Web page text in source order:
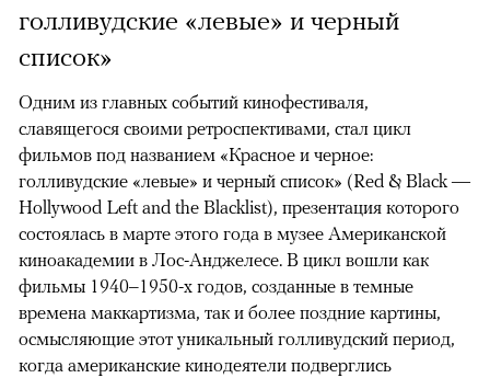
голливудские «левые» и черный
список»
Одним из главных событий кинофестиваля,
славящегося своими ретроспективами, стал цикл
фильмов под названием «Красное и черное:
голливудские «левые» и черный список» (Red & Black —
Hollywood Left and the Blacklist), презентация которого
состоялась в марте этого года в музее Американской
киноакадемии в Лос-Анджелесе. В цикл вошли как
фильмы 1940–1950-х годов, созданные в темные
времена маккартизма, так и более поздние картины,
осмысляющие этот уникальный голливудский период,
когда американские кинодеятели подверглись